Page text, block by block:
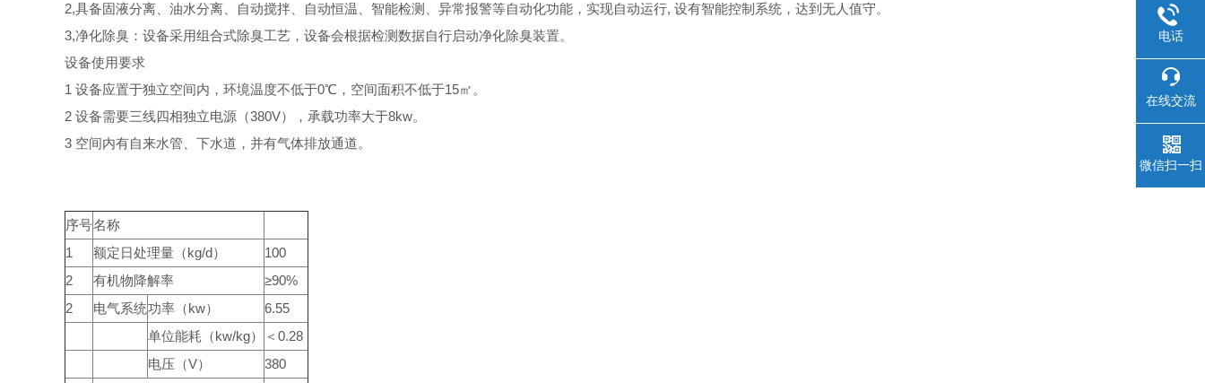
2,具备固液分离、油水分离、自动搅拌、自动恒温、智能检测、异常报警等自动化功能，实现自动运行, 设有智能控制系统，达到无人值守。
3,净化除臭：设备采用组合式除臭工艺，设备会根据检测数据自行启动净化除臭装置。
设备使用要求
1 设备应置于独立空间内，环境温度不低于0℃，空间面积不低于15㎡。
2 设备需要三线四相独立电源（380V），承载功率大于8kw。
3 空间内有自来水管、下水道，并有气体排放通道。
序号名称
1
额定日处理量（kg/d）
100
2
有机物降解率
≥90%
2
电气系统功率（kw）
6.55
单位能耗（kw/kg）
＜0.28
电压（V）
380
电话
在线交流
微信扫一扫